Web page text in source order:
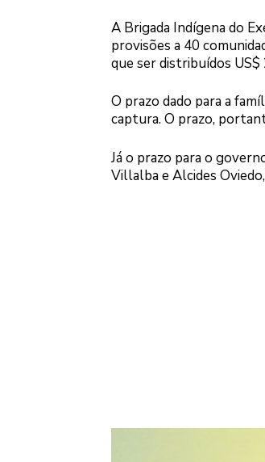
A Brigada Indígena do
provisões a 40
que ser distribuídos US$
O prazo dado para a
captura. O prazo,
Já o prazo para o
Villalba e Alcides